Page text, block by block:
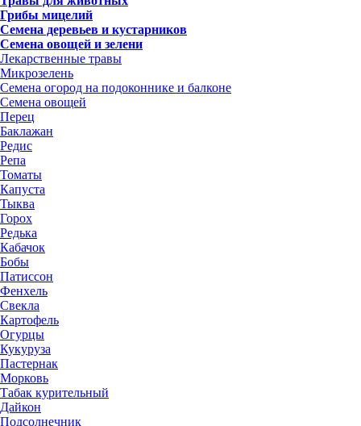
Грибы мицелий
Семена деревьев и кустарников
Семена овощей и зелени
Лекарственные травы
Микрозелень
Семена огород на подоконнике и балконе
Семена овощей
Перец
Баклажан
Редис
Репа
Томаты
Капуста
Тыква
Горох
Редька
Кабачок
Бобы
Патиссон
Фенхель
Свекла
Картофель
Огурцы
Кукуруза
Пастернак
Морковь
Табак курительный
Дайкон
Подсолнечник